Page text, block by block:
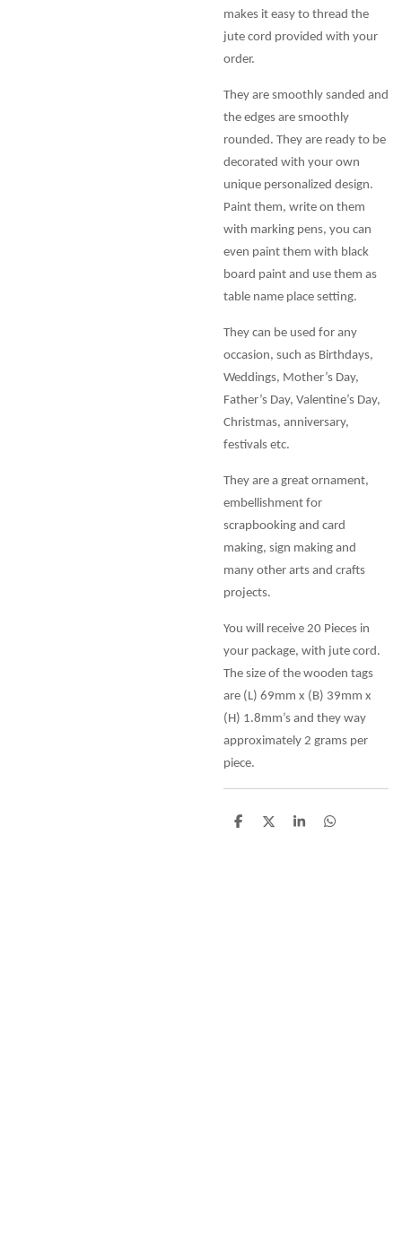
makes it easy to thread the
jute cord provided with your
order.
They are smoothly sanded and
the edges are smoothly
rounded. They are ready to be
decorated with your own
unique personalized design.
Paint them, write on them
with marking pens, you can
even paint them with black
board paint and use them as
table name place setting.
They can be used for any
occasion, such as Birthdays,
Weddings, Mother’s Day,
Father’s Day, Valentine’s Day,
Christmas, anniversary,
festivals etc.
They are a great ornament,
embellishment for
scrapbooking and card
making, sign making and
many other arts and crafts
projects.
You will receive 20 Pieces in
your package, with jute cord.
The size of the wooden tags
are (L) 69mm x (B) 39mm x
(H) 1.8mm’s and they way
approximately 2 grams per
piece.
D
D
S
D